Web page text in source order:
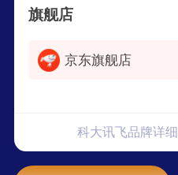
旗舰店
京东旗舰店
科大讯飞品牌详